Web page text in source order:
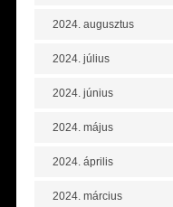
2024. augusztus
2024. július
2024. június
2024. május
2024. április
2024. március